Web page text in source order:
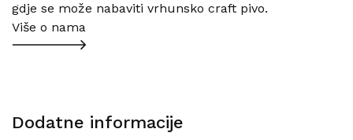
gdje se može nabaviti vrhunsko craft pivo.
Više o nama
Dodatne informacije